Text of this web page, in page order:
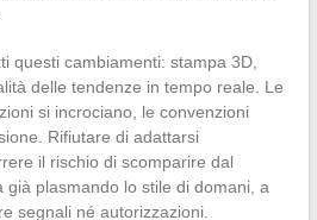
questi cambiamenti: stampa 3D,
delle tendenze in tempo reale. Le
si incrociano, le convenzioni
Rifiutare di adattarsi
il rischio di scomparire dal
già plasmando lo stile di domani, a
segnali né autorizzazioni.